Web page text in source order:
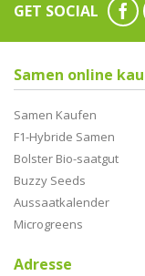
GET SOCIAL
Samen online
Samen Kaufen
F1-Hybride Samen
Bolster Bio-saatgut
Buzzy Seeds
Aussaatkalender
Microgreens
Adresse